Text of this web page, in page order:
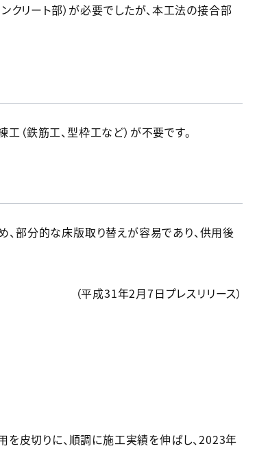
リート部）が必要でしたが、本工法の接合部
（鉄筋工、型枠工など）が不要です。
部分的な床版取り替えが容易であり、供用後
（平成31年2月7日プレスリリース）
皮切りに、順調に施工実績を伸ばし、2023年